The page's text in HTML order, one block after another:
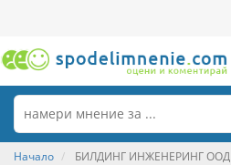
Начало БИЛДИНГ ИНЖЕНЕРИНГ ООД